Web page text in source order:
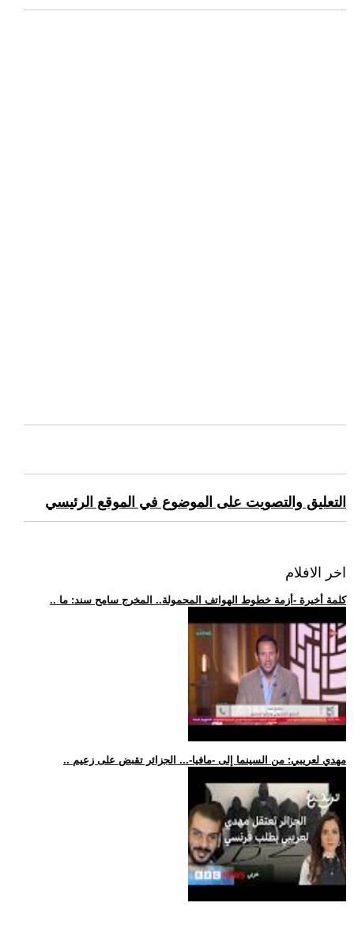
التعليق والتصويت على الموضوع في الموقع الرئيسي
اخر الافلام
.. كلمة أخيرة -أزمة خطوط الهواتف المحمولة.. المخرج سامح سند: ما
.. مهدي لعريبي: من السينما إلى -مافيا-... الجزائر تقبض على زعيم